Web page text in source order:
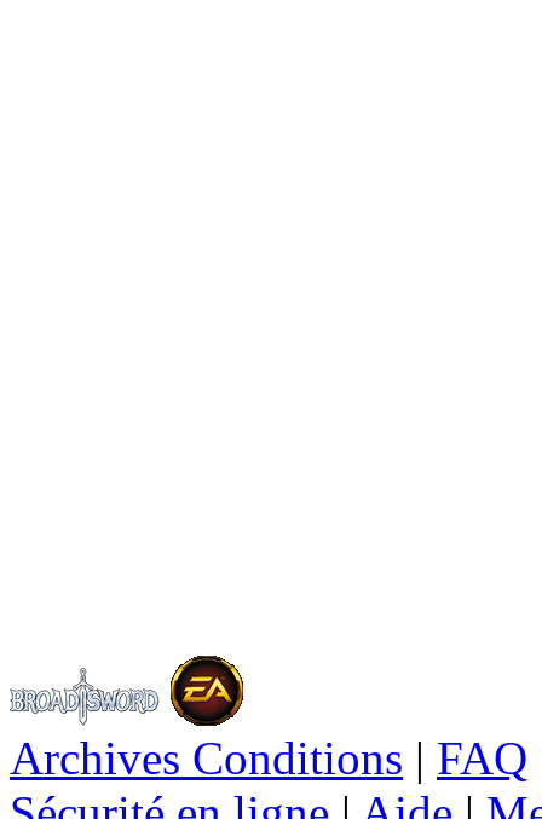
Archives Conditions | FAQ